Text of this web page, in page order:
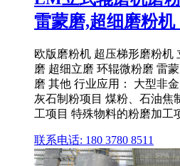
雷蒙磨,超细磨粉机
欧版磨粉机 超压梯形磨粉机
磨 超细立磨 环辊微粉磨 雷
磨 其他 行业应用： 大型非
灰石制粉项目 煤粉、石油焦
工项目 特殊物料的粉磨加工
联系电话: 180 3780 8511